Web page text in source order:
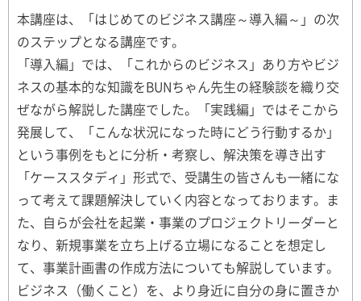
本講座は、「はじめてのビジネス講座～導入編～」の次
のステップとなる講座です。
「導入編」では、「これからのビジネス」あり方やビジ
ネスの基本的な知識をBUNちゃん先生の経験談を織り交
ぜながら解説した講座でした。「実践編」ではそこから
発展して、「こんな状況になった時にどう行動するか」
という事例をもとに分析・考察し、解決策を導き出す
「ケーススタディ」形式で、受講生の皆さんも一緒にな
って考えて課題解決していく内容となっております。ま
た、自らが会社を起業・事業のプロジェクトリーダーと
なり、新規事業を立ち上げる立場になることを想定し
て、事業計画書の作成方法についても解説しています。
ビジネス（働くこと）を、より身近に自分の身に置きか